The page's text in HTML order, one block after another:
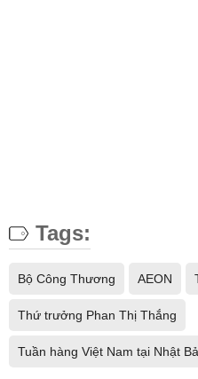
Tags:
Bộ Công Thương AEON
Thứ trưởng Phan Thị Thắng
Tuần hàng Việt Nam tại Nhật